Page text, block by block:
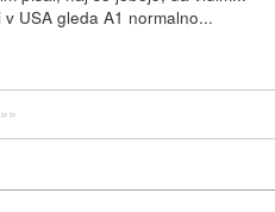
USA gleda A1 normalno...
»»